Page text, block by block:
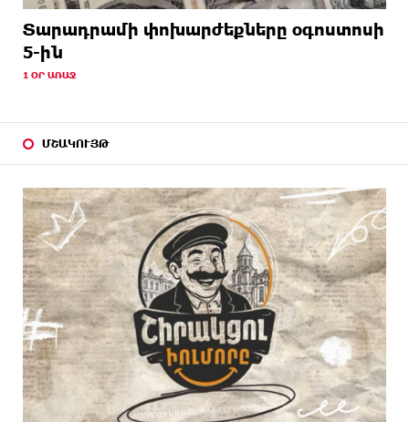
Տարադրամի փոխարժեքները օգոստոսի
5-ին
1 ՕՐ ԱՌԱՋ
ՄՇԱԿՈՒՅԹ